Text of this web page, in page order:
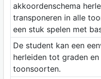
akkoordenschema
transponeren in alle
een stuk spelen met
De student kan een
herleiden tot graden
toonsoorten.